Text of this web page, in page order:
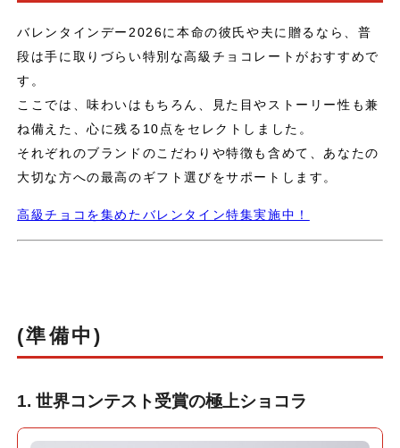
バレンタインデー2026に本命の彼氏や夫に贈るなら、普
段は手に取りづらい特別な高級チョコレートがおすすめで
す。
ここでは、味わいはもちろん、見た目やストーリー性も兼
ね備えた、心に残る10点をセレクトしました。
それぞれのブランドのこだわりや特徴も含めて、あなたの
大切な方への最高のギフト選びをサポートします。
高級チョコを集めたバレンタイン特集実施中！
(準備中)
1. 世界コンテスト受賞の極上ショコラ